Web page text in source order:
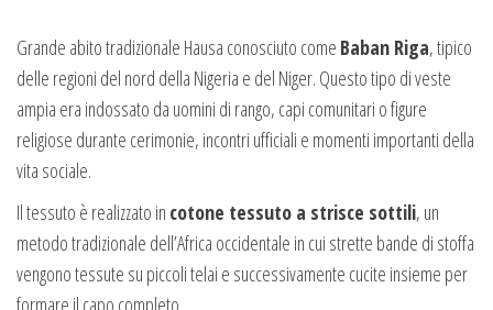
Grande abito tradizionale Hausa conosciuto come Baban Riga, tipico
delle regioni del nord della Nigeria e del Niger. Questo tipo di veste
ampia era indossato da uomini di rango, capi comunitari o figure
religiose durante cerimonie, incontri ufficiali e momenti importanti della
vita sociale.
Il tessuto è realizzato in cotone tessuto a strisce sottili, un
metodo tradizionale dell’Africa occidentale in cui strette bande di stoffa
vengono tessute su piccoli telai e successivamente cucite insieme per
formare il capo completo.